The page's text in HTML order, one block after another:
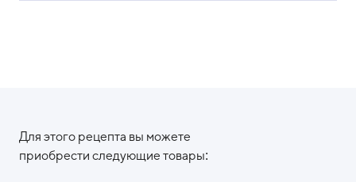
Для этого рецепта вы можете
приобрести следующие товары: